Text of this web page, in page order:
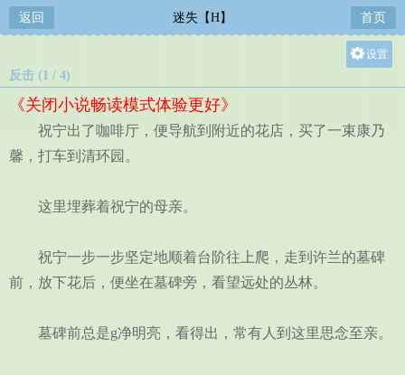
返回 迷失【H】 首页
设置
中
反击 (1 / 4)
《关闭小说畅读模式体验更好》
祝宁出了咖啡厅，便导航到附近的花店，买了一束康乃
馨，打车到清环园。
这里埋葬着祝宁的母亲。
祝宁一步一步坚定地顺着台阶往上爬，走到许兰的墓碑
前，放下花后，便坐在墓碑旁，看望远处的丛林。
墓碑前总是g净明亮，看得出，常有人到这里思念至亲。